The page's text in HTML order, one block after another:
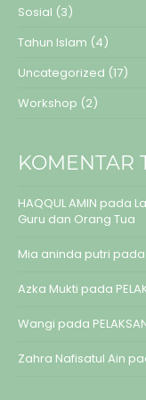
Sosial (3)
Tahun Islam (4)
Uncategorized (17)
Workshop (2)
KOMENTAR
HAQQUL AMIN pada
Guru dan Orang Tua
Mia aninda putri pada
Azka Mukti pada
Wangi pada
Zahra Nafisatul Ain